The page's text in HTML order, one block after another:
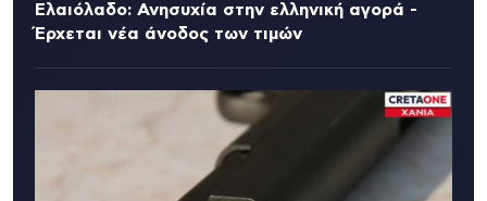
Ελαιόλαδο: Ανησυχία στην ελληνική αγορά -
Έρχεται νέα άνοδος των τιμών